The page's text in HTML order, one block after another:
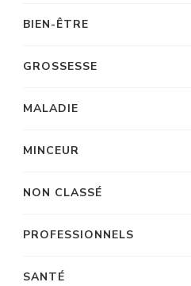
BIEN-ÊTRE
GROSSESSE
MALADIE
MINCEUR
NON CLASSÉ
PROFESSIONNELS
SANTÉ